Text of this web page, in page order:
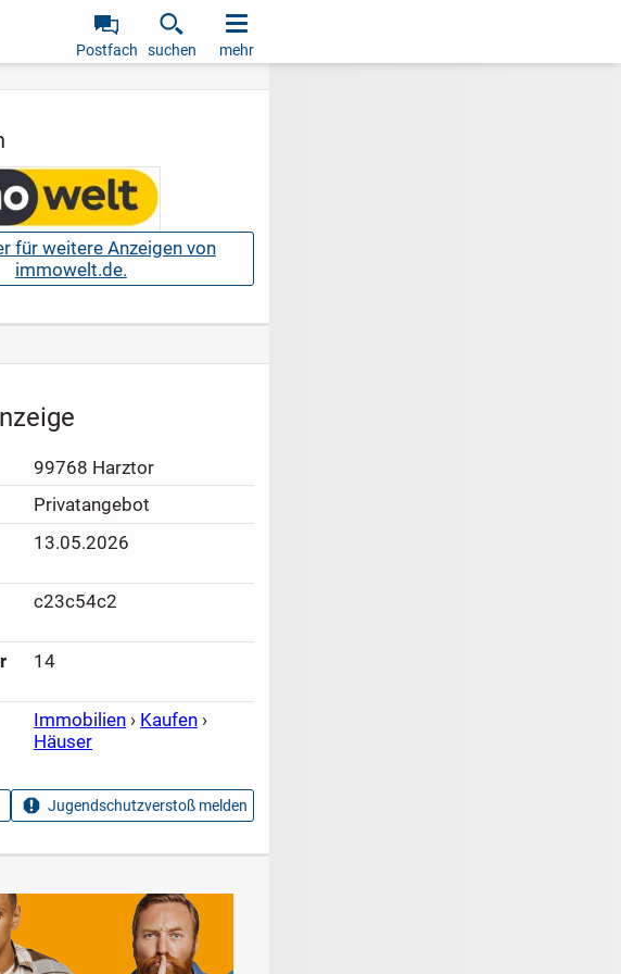
Postfach suchen mehr
für weitere Anzeigen von
immowelt.de.
99768 Harztor
Privatangebot
13.05.2026
c23c54c2
14
Immobilien › Kaufen ›
Häuser
Jugendschutzverstoß melden